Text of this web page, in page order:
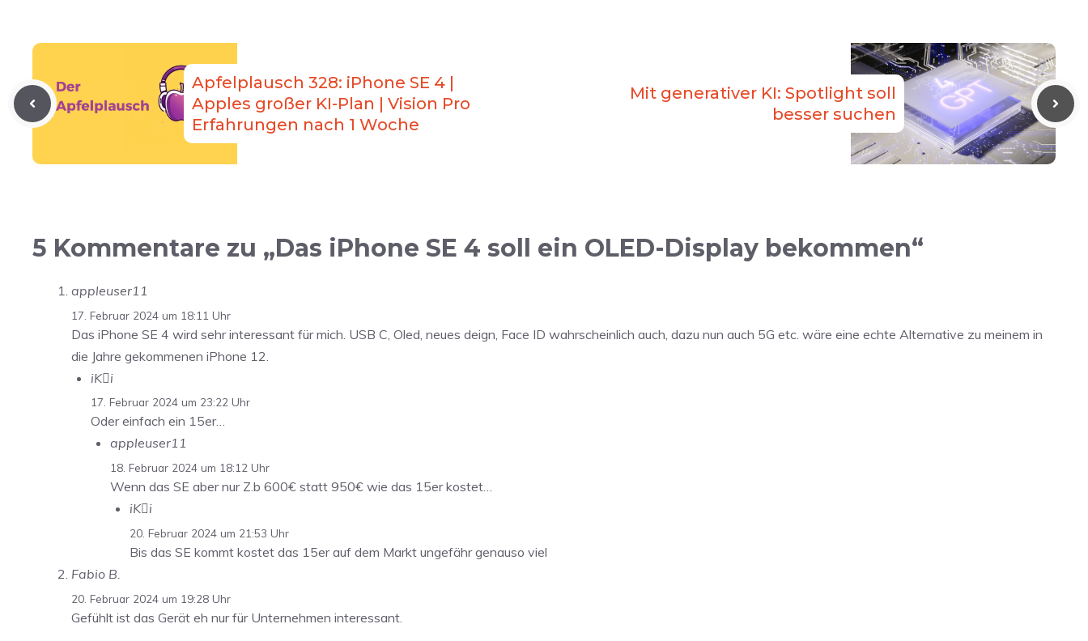
Apfelplausch 328: iPhone SE 4 |
Apples großer KI-Plan | Vision Pro
Erfahrungen nach 1 Woche
Mit generativer KI: Spotlight soll
besser suchen
5 Kommentare zu „Das iPhone SE 4 soll ein OLED-Display bekommen“
appleuser11
17. Februar 2024 um 18:11 Uhr
Das iPhone SE 4 wird sehr interessant für mich. USB C, Oled, neues deign, Face ID wahrscheinlich auch, dazu nun auch 5G etc. wäre eine echte Alternative zu meinem in
die Jahre gekommenen iPhone 12.
iKi
17. Februar 2024 um 23:22 Uhr
Oder einfach ein 15er…
appleuser11
18. Februar 2024 um 18:12 Uhr
Wenn das SE aber nur Z.b 600€ statt 950€ wie das 15er kostet…
iKi
20. Februar 2024 um 21:53 Uhr
Bis das SE kommt kostet das 15er auf dem Markt ungefähr genauso viel
Fabio B.
20. Februar 2024 um 19:28 Uhr
Gefühlt ist das Gerät eh nur für Unternehmen interessant.